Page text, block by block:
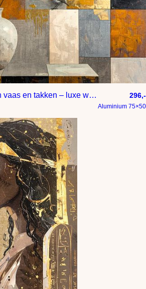
Roodborstje bij stenen vaas en takken – luxe wanddecoratie in goud taupe beige en roestbruin 296,-
Aluminium 75×50